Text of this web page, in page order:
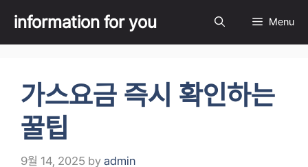
content
information for you Menu
가스요금 즉시 확인하는
꿀팁
9월 14, 2025 by admin